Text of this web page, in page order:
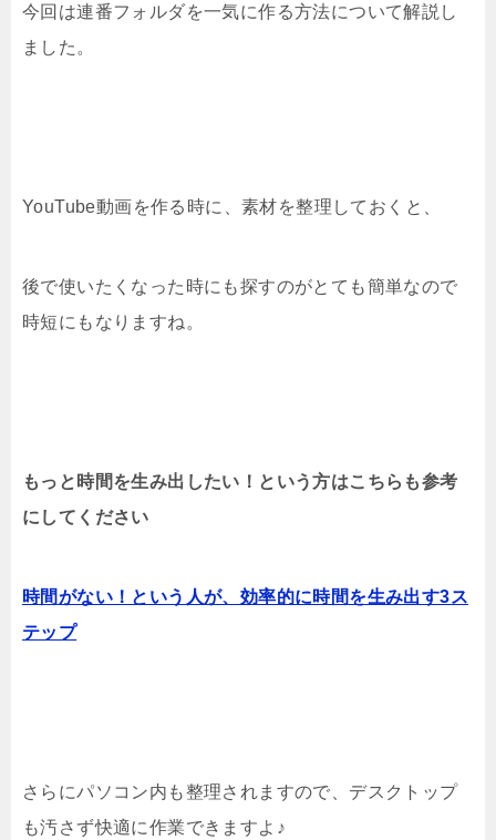
今回は連番フォルダを一気に作る方法について解説し
ました。
YouTube動画を作る時に、素材を整理しておくと、
後で使いたくなった時にも探すのがとても簡単なので
時短にもなりますね。
もっと時間を生み出したい！という方はこちらも参考
にしてください
時間がない！という人が、効率的に時間を生み出す3ス
テップ
さらにパソコン内も整理されますので、デスクトップ
も汚さず快適に作業できますよ♪